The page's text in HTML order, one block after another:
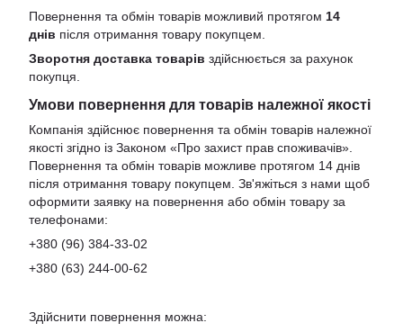
Повернення та обмін товарів можливий протягом 14
днів після отримання товару покупцем.
Зворотня доставка товарів здійснюється за рахунок
покупця.
Умови повернення для товарів належної якості
Компанія здійснює повернення та обмін товарів належної
якості згідно із Законом «Про захист прав споживачів».
Повернення та обмін товарів можливе протягом 14 днів
після отримання товару покупцем. Зв'яжіться з нами щоб
оформити заявку на повернення або обмін товару за
телефонами:
+380 (96) 384-33-02
+380 (63) 244-00-62
Здійснити повернення можна: